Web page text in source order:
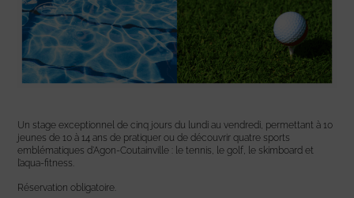
Un stage exceptionnel de cinq jours du lundi au vendredi, permettant à 10
jeunes de 10 à 14 ans de pratiquer ou de découvrir quatre sports
emblématiques d’Agon-Coutainville : le tennis, le golf, le skimboard et
l’aqua-fitness.
Réservation obligatoire.